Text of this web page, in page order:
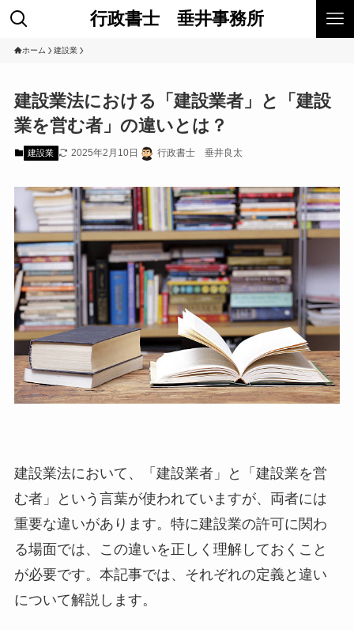
行政書士 垂井事務所
ホーム 建設業
建設業法における「建設業者」と「建設
業を営む者」の違いとは？
建設業 2025年2月10日 行政書士 垂井良太
建設業法において、「建設業者」と「建設業を営
む者」という言葉が使われていますが、両者には
重要な違いがあります。特に建設業の許可に関わ
る場面では、この違いを正しく理解しておくこと
が必要です。本記事では、それぞれの定義と違い
について解説します。